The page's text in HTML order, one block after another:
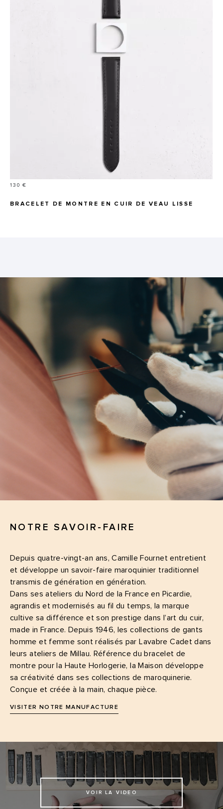
Prix
130 €
BRACELET DE MONTRE EN CUIR DE VEAU LISSE
NOTRE SAVOIR-FAIRE
Depuis quatre-vingt-an ans, Camille Fournet entretient
et développe un savoir-faire maroquinier traditionnel
transmis de génération en génération.
Dans ses ateliers du Nord de la France en Picardie,
agrandis et modernisés au fil du temps, la marque
cultive sa différence et son prestige dans l’art du cuir,
made in France. Depuis 1946, les collections de gants
homme et femme sont réalisés par Lavabre Cadet dans
leurs ateliers de Millau. Référence du bracelet de
montre pour la Haute Horlogerie, la Maison développe
sa créativité dans ses collections de maroquinerie.
Conçue et créée à la main, chaque pièce.
VISITER NOTRE MANUFACTURE
VOIR LA VIDEO